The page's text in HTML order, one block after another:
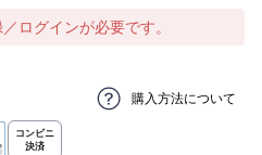
ログインが必要です。
購入方法について